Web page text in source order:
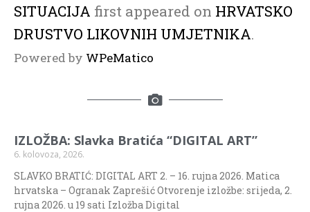
SITUACIJA first appeared on HRVATSKO
DRUSTVO LIKOVNIH UMJETNIKA.
Powered by WPeMatico
IZLOŽBA: Slavka Bratića “DIGITAL ART”
6. kolovoza, 2026.
SLAVKO BRATIĆ: DIGITAL ART 2. – 16. rujna 2026. Matica
hrvatska – Ogranak Zaprešić Otvorenje izložbe: srijeda, 2.
rujna 2026. u 19 sati Izložba Digital